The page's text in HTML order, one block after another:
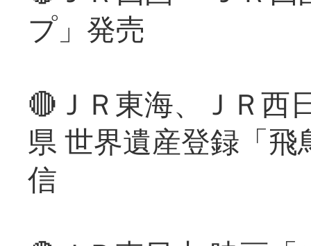
プ」発売
🔴ＪＲ東海、ＪＲ西
県 世界遺産登録「
信